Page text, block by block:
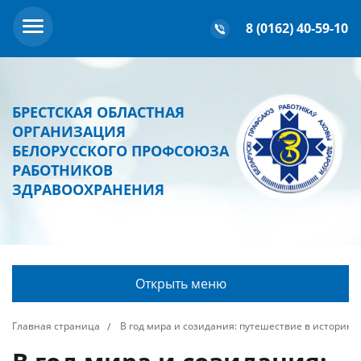
8 (0162) 40-59-10
БРЕСТСКАЯ ОБЛАСТНАЯ
ОРГАНИЗАЦИЯ
БЕЛОРУССКОГО ПРОФСОЮЗА
РАБОТНИКОВ
ЗДРАВООХРАНЕНИЯ
Открыть меню
Главная страница В год мира и созидания: путешествие в историю